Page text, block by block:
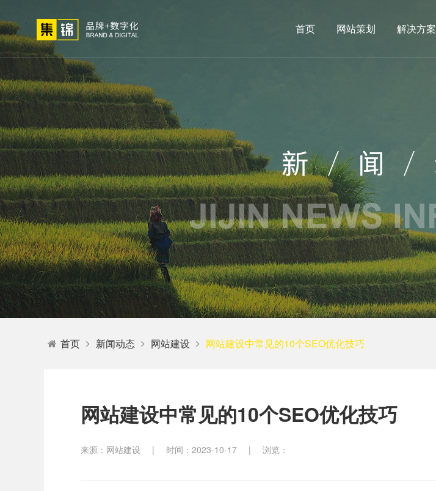
首页 网站策划 解决方案
高端网站
定制
小程序开
发
制
01
关于我们
公司简介
荣誉资质
集锦文化
我们的客户
02
网站策划
方法论
高端网站建设
小程序开发
微信定制
APP开发服务
电商网站建设
生物医药网站建设
外贸网站建设
教育培训网站建设
首页 新闻动态 网站建设 网站建设中常见的10个SEO优化技巧
网站建设中常见的10个SEO优化技巧
来源：网站建设 | 时间：2023-10-17 | 浏览：